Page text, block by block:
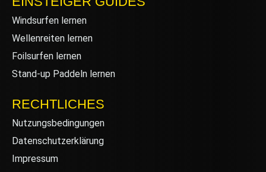
Windsurfen lernen
Wellenreiten lernen
Foilsurfen lernen
Stand-up Paddeln lernen
RECHTLICHES
Nutzungsbedingungen
Datenschutzerklärung
Impressum